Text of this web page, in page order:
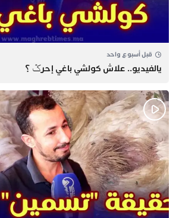
قبل أسبوع واحد
يالفيديو.. علاش كولشي باغي إحرݣ ؟